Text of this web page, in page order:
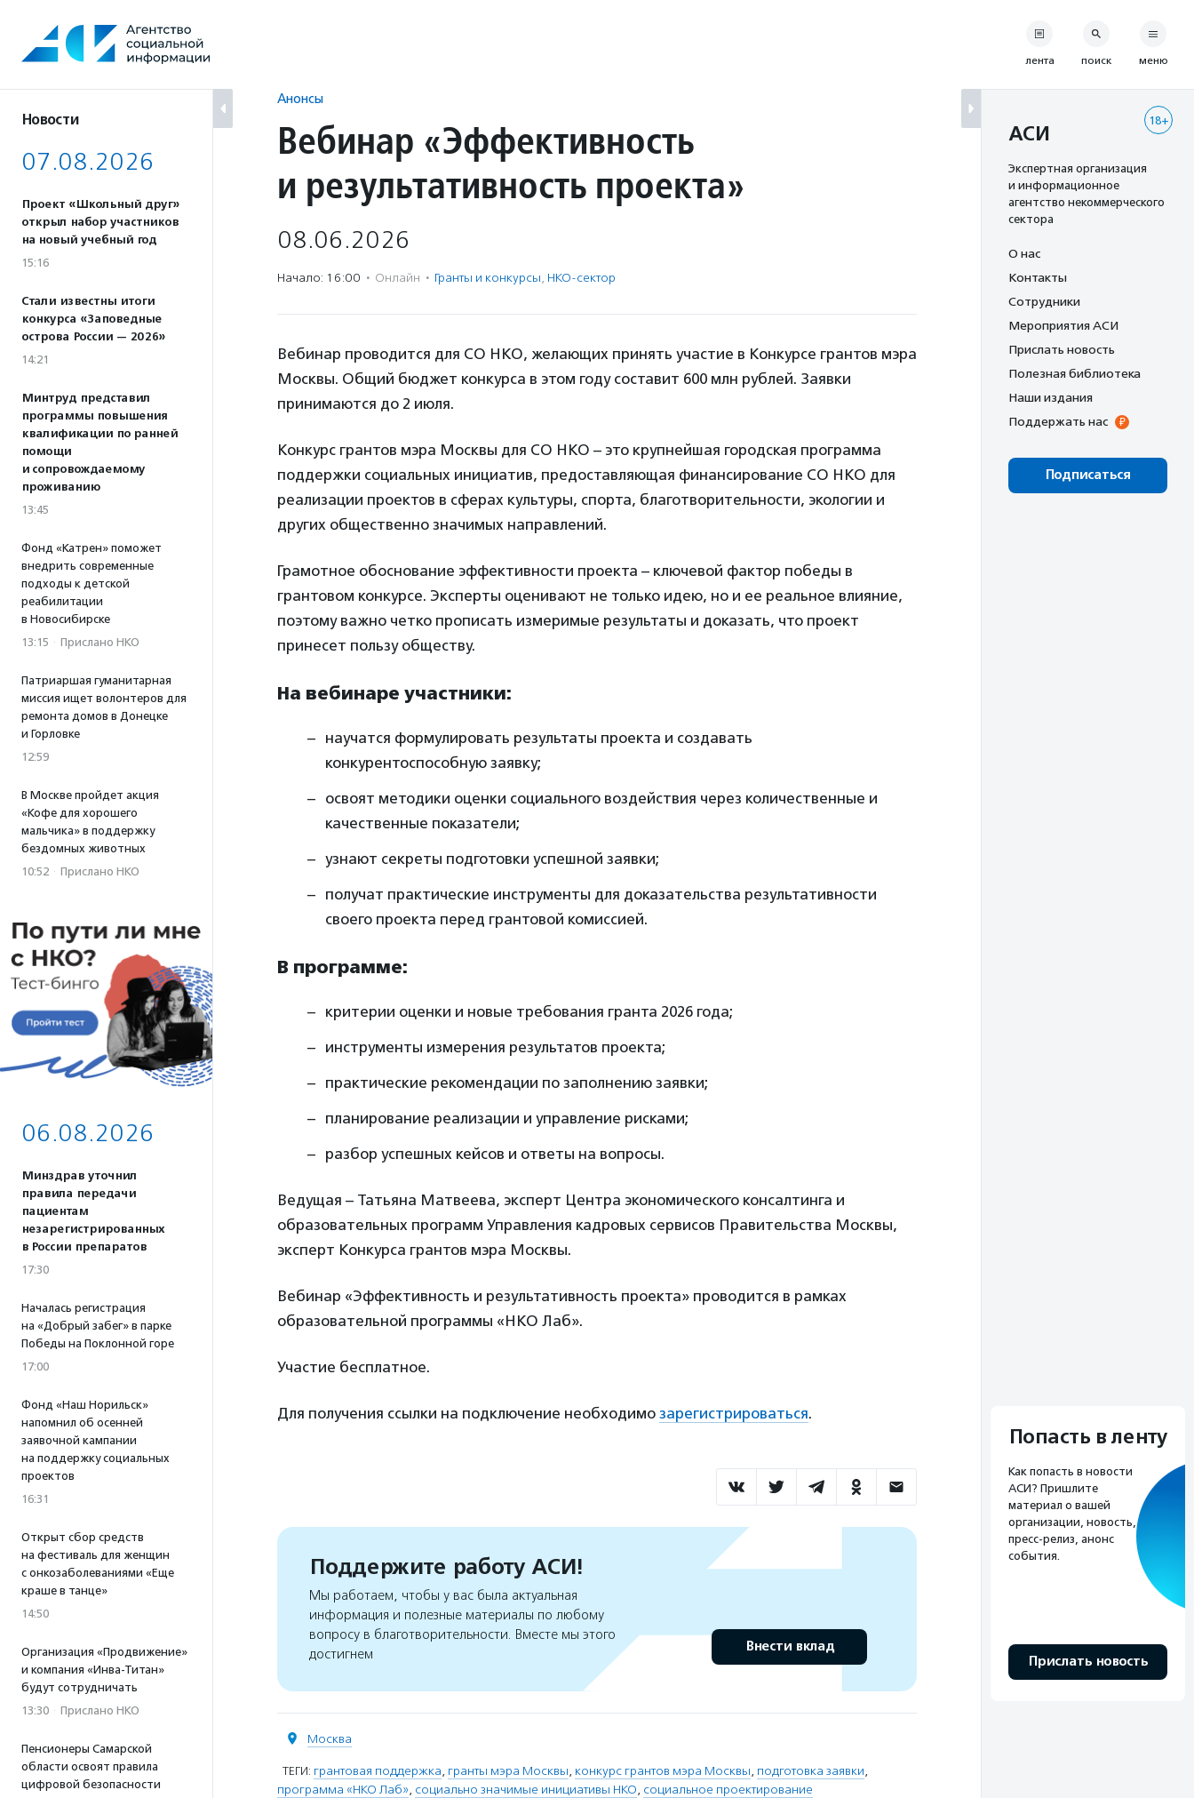
содержанию
Новости
07.08.2026
Проект «Школьный друг»
открыл набор участников
на новый учебный год
15:16
Стали известны итоги
конкурса «Заповедные
острова России — 2026»
14:21
Минтруд представил
программы повышения
квалификации по ранней
помощи
и сопровождаемому
проживанию
13:45
Фонд «Катрен» поможет
внедрить современные
подходы к детской
реабилитации
в Новосибирске
13:15 · Прислано НКО
Патриаршая гуманитарная
миссия ищет волонтеров для
ремонта домов в Донецке
и Горловке
12:59
В Москве пройдет акция
«Кофе для хорошего
мальчика» в поддержку
бездомных животных
10:52 · Прислано НКО
06.08.2026
Минздрав уточнил
правила передачи
пациентам
незарегистрированных
в России препаратов
17:30
Началась регистрация
на «Добрый забег» в парке
Победы на Поклонной горе
17:00
Фонд «Наш Норильск»
напомнил об осенней
заявочной кампании
на поддержку социальных
проектов
16:31
Открыт сбор средств
на фестиваль для женщин
с онкозаболеваниями «Еще
краше в танце»
14:50
Организация «Продвижение»
и компания «Инва-Титан»
будут сотрудничать
13:30 · Прислано НКО
Пенсионеры Самарской
области освоят правила
цифровой безопасности
Анонсы
Вебинар «Эффективность
и результативность проекта»
08.06.2026
Начало: 16:00 · Онлайн · Гранты и конкурсы, НКО-сектор
Вебинар проводится для СО НКО, желающих принять участие в Конкурсе грантов мэра
Москвы. Общий бюджет конкурса в этом году составит 600 млн рублей. Заявки
принимаются до 2 июля.
Конкурс грантов мэра Москвы для СО НКО – это крупнейшая городская программа
поддержки социальных инициатив, предоставляющая финансирование СО НКО для
реализации проектов в сферах культуры, спорта, благотворительности, экологии и
других общественно значимых направлений.
Грамотное обоснование эффективности проекта – ключевой фактор победы в
грантовом конкурсе. Эксперты оценивают не только идею, но и ее реальное влияние,
поэтому важно четко прописать измеримые результаты и доказать, что проект
принесет пользу обществу.
На вебинаре участники:
научатся формулировать результаты проекта и создавать
конкурентоспособную заявку;
освоят методики оценки социального воздействия через количественные и
качественные показатели;
узнают секреты подготовки успешной заявки;
получат практические инструменты для доказательства результативности
своего проекта перед грантовой комиссией.
В программе:
критерии оценки и новые требования гранта 2026 года;
инструменты измерения результатов проекта;
практические рекомендации по заполнению заявки;
планирование реализации и управление рисками;
разбор успешных кейсов и ответы на вопросы.
Ведущая – Татьяна Матвеева, эксперт Центра экономического консалтинга и
образовательных программ Управления кадровых сервисов Правительства Москвы,
эксперт Конкурса грантов мэра Москвы.
Вебинар «Эффективность и результативность проекта» проводится в рамках
образовательной программы «НКО Лаб».
Участие бесплатное.
Для получения ссылки на подключение необходимо зарегистрироваться.
Поддержите работу АСИ!
Мы работаем, чтобы у вас была актуальная
информация и полезные материалы по любому
вопросу в благотворительности. Вместе мы этого
достигнем
Внести вклад
Москва
ТЕГИ: грантовая поддержка, гранты мэра Москвы, конкурс грантов мэра Москвы, подготовка заявки,
программа «НКО Лаб», социально значимые инициативы НКО, социальное проектирование
лента поиск меню
18+
АСИ
Экспертная организация
и информационное
агентство некоммерческого
сектора
О нас
Контакты
Сотрудники
Мероприятия АСИ
Прислать новость
Полезная библиотека
Наши издания
Поддержать нас
Подписаться
Попасть в ленту
Как попасть в новости
АСИ? Пришлите
материал о вашей
организации, новость,
пресс-релиз, анонс
события.
Прислать новость